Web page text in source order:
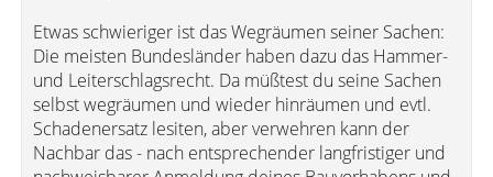
Etwas schwieriger ist das Wegräumen seiner Sachen:
Die meisten Bundesländer haben dazu das Hammer-
und Leiterschlagsrecht. Da müßtest du seine Sachen
selbst wegräumen und wieder hinräumen und evtl.
Schadenersatz lesiten, aber verwehren kann der
Nachbar das - nach entsprechender langfristiger und